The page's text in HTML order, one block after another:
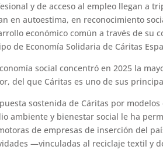
y de acceso al empleo llegan a
en autoestima, en reconocimiento
económico común a través de su
de Economía Solidaria de Cáritas
social concentró en 2025 la
del que Cáritas es uno de sus
sostenida de Cáritas por
ambiente y bienestar social le ha
de empresas de inserción del
—vinculadas al reciclaje textil y